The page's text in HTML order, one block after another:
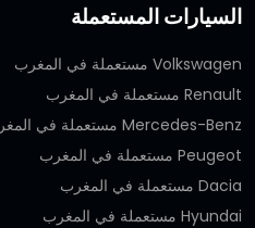
السيارات المستعملة
Volkswagen مستعملة في المغرب
Renault مستعملة في المغرب
Mercedes-Benz مستعملة في المغرب
Peugeot مستعملة في المغرب
Dacia مستعملة في المغرب
Hyundai مستعملة في المغرب